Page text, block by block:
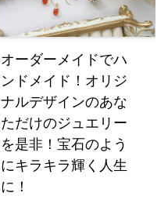
オーダーメイドでハ
ンドメイド！オリジ
ナルデザインのあな
ただけのジュエリー
を是非！宝石のよう
にキラキラ輝く人生
に！